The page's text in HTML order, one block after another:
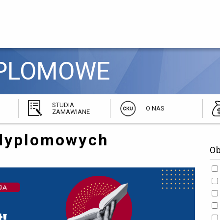
STUDIA
ZAMAWIANE
O NAS